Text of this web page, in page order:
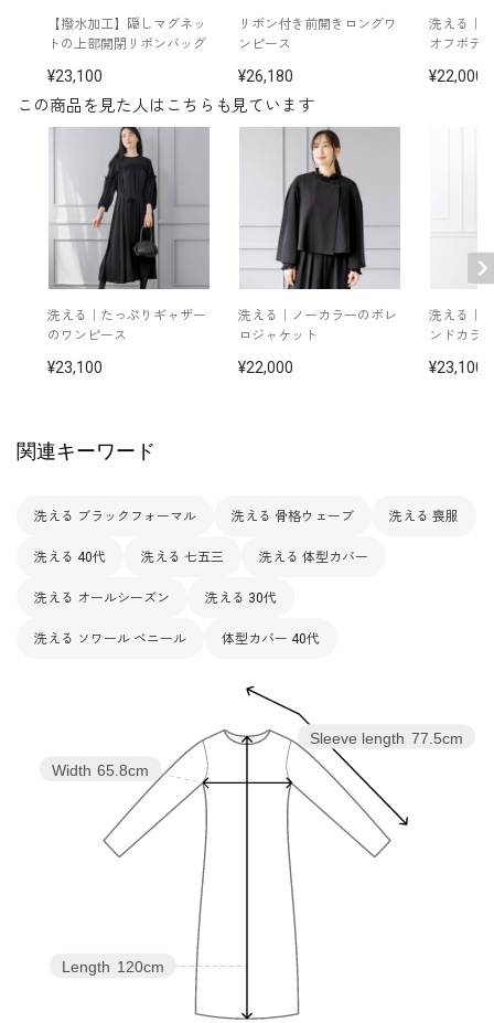
ネックレス /5619896-10
ショルダーバッグ /
5620316-00
レザーハンドバッグ /5820301-00
5820303-00
※モデル：身長170cm 9号(M)着用
この商品を見た人はこちらも見ています
洗える｜たっぷりギャザー
のワンピース
23,100
洗える｜ノーカラーのボレ
ロジャケット
22,000
洗える｜1
ンドカラ
23,100
【撥水加工】隠しマグネッ
トの上部開閉リボンバッグ
23,100
リボン付き前開きロングワ
ンピース
26,180
洗える｜
オフボデ
22,000
関連キーワード
洗える ブラックフォーマル 洗える 骨格ウェーブ 洗える 喪服
洗える 40代 洗える 七五三 洗える 体型カバー
洗える オールシーズン 洗える 30代
洗える ソワール ベニール 体型カバー 40代
Sleeve length 77.5cm
Length 120cm
Width 65.8cm